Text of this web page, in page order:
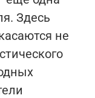
Здесь
не